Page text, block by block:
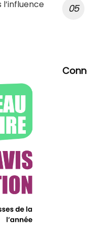
l’influence